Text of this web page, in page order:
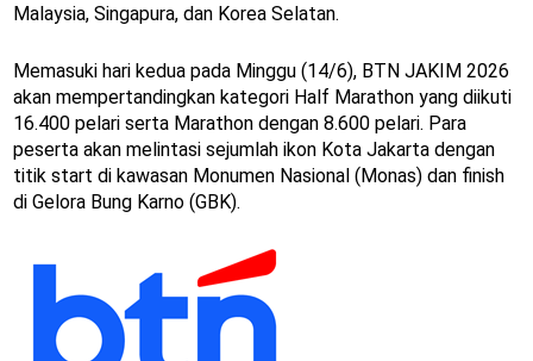
Malaysia, Singapura, dan Korea Selatan.
Memasuki hari kedua pada Minggu (14/6), BTN JAKIM 2026
akan mempertandingkan kategori Half Marathon yang diikuti
16.400 pelari serta Marathon dengan 8.600 pelari. Para
peserta akan melintasi sejumlah ikon Kota Jakarta dengan
titik start di kawasan Monumen Nasional (Monas) dan finish
di Gelora Bung Karno (GBK).